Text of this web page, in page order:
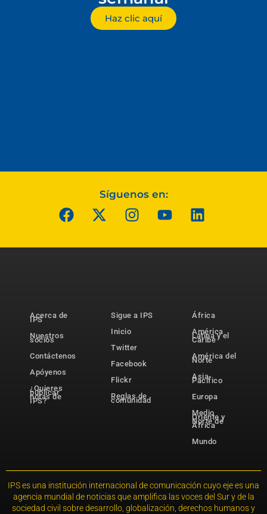
Haz clic aquí
Síguenos en:
Acerca de
IPS
Nuestros
socios
Contáctenos
Apóyenos
¿Quieres
publicar
notas de
IPS?
Sigue a IPS
Inicio
Twitter
Facebook
Flickr
Reglas de
comunidad
África
América
Latina y el
Caribe
América del
Norte
Asia-
Pacífico
Europa
Medio
Oriente y
Norte de
África
Mundo
IPS es una institución internacional de comunicación cuyo eje es una
agencia mundial de noticias que amplifica las voces del Sur y de la
sociedad civil sobre desarrollo, globalización, derechos humanos y